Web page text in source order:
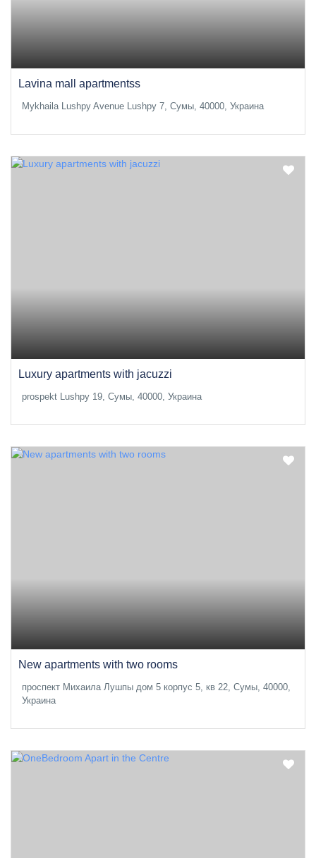
Lavina mall apartmentss
Mykhaila Lushpy Avenue Lushpy 7, Сумы, 40000, Украина
Luxury apartments with jacuzzi
prospekt Lushpy 19, Сумы, 40000, Украина
New apartments with two rooms
проспект Михаила Лушпы дом 5 корпус 5, кв 22, Сумы, 40000,
Украина